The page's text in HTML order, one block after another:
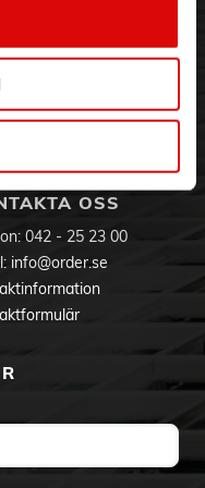
& Support
& Felleverans
OSS
042 - 25 23 00
info@order.se